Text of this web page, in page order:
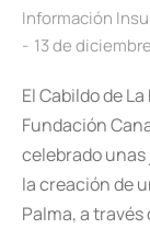
Información
13 de
El Cabildo de
Fundación
celebrado
la creación de
Palma, a través